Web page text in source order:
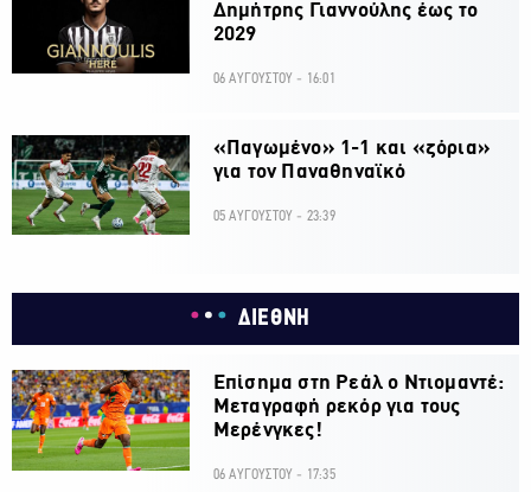
Δημήτρης Γιαννούλης έως το
2029
06 ΑΥΓΟΥΣΤΟΥ - 16:01
«Παγωμένο» 1-1 και «ζόρια»
για τον Παναθηναϊκό
05 ΑΥΓΟΥΣΤΟΥ - 23:39
ΔΙΕΘΝΗ
Επίσημα στη Ρεάλ ο Ντιομαντέ:
Μεταγραφή ρεκόρ για τους
Μερένγκες!
06 ΑΥΓΟΥΣΤΟΥ - 17:35